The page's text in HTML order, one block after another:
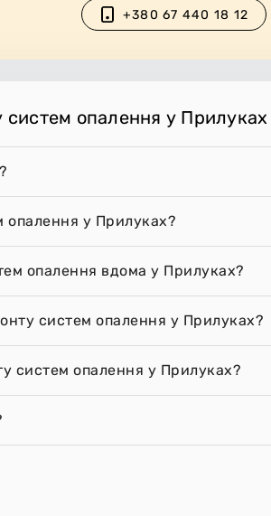
+380 67 440 18 12
систем опалення у Прилуках
опалення у Прилуках?
опалення вдома у Прилуках?
систем опалення у Прилуках?
систем опалення у Прилуках?